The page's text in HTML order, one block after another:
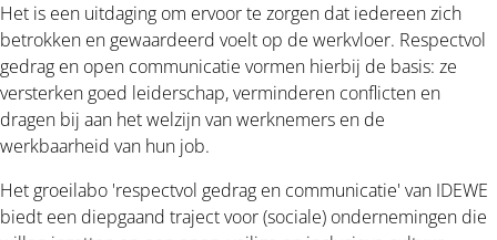
Het is een uitdaging om ervoor te zorgen dat iedereen zich
betrokken en gewaardeerd voelt op de werkvloer. Respectvol
gedrag en open communicatie vormen hierbij de basis: ze
versterken goed leiderschap, verminderen conflicten en
dragen bij aan het welzijn van werknemers en de
werkbaarheid van hun job.
Het groeilabo 'respectvol gedrag en communicatie' van IDEWE
biedt een diepgaand traject voor (sociale) ondernemingen die